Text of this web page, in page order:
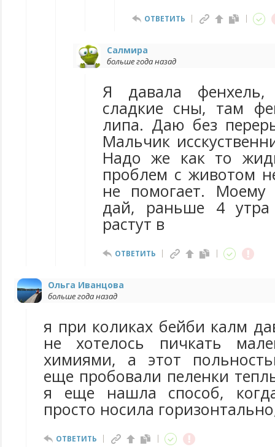
ОТВЕТИТЬ
Салмира
больше года назад
Я давала
сладкие сны, там
липа. Даю без
Мальчик
Надо же как то
проблем с животом
не помогает. Моему
дай, раньше 4
растут в
ОТВЕТИТЬ
Ольга Иванцова
больше года назад
я при коликах бейби калм
не хотелось пичкать
химиями, а этот
еще пробовали пеленки
я еще нашла способ,
просто носила
ОТВЕТИТЬ